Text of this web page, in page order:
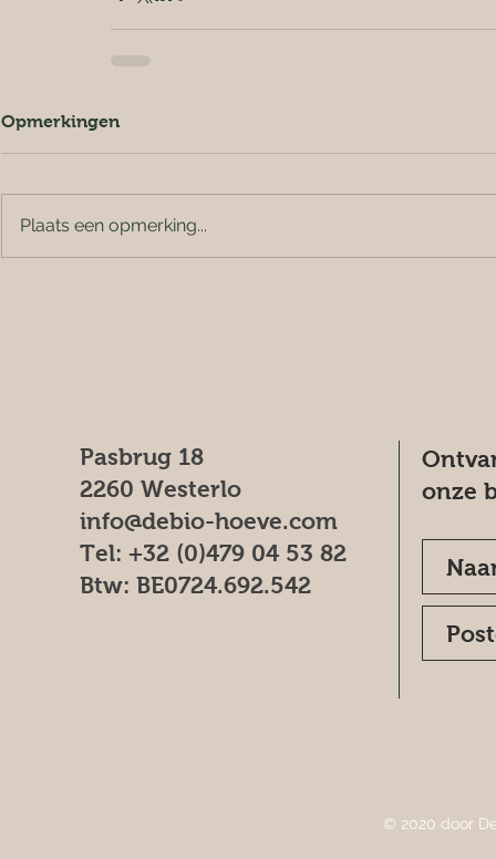
Opmerkingen
Plaats een opmerking...
Pasbrug 18
2260 Westerlo
info@debio-hoeve.com
Tel: +32 (0)479 04 53 82
Btw: BE0724.692.542
onze
© 2020 door